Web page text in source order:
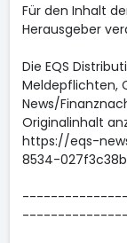
Für den Inhalt
Herausgeber
Die EQS
Meldepflichten,
News/
Originalinhalt
https://eqs-
8534-